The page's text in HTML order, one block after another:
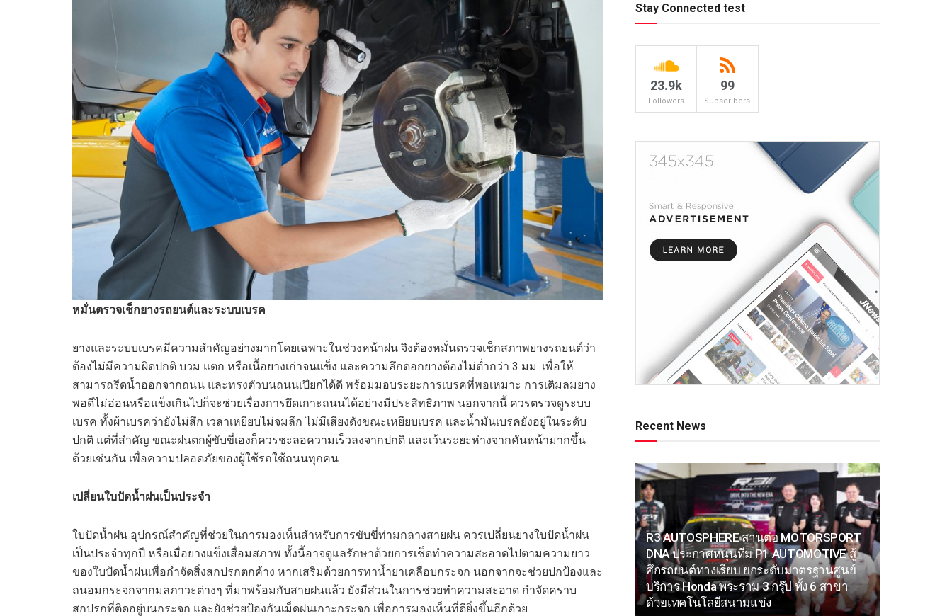
หมั่นตรวจเช็กยางรถยนต์และระบบเบรค
ยางและระบบเบรคมีความสำคัญอย่างมากโดยเฉพาะในช่วงหน้าฝน จึงต้องหมั่นตรวจเช็กสภาพยางรถยนต์ว่า
ต้องไม่มีความผิดปกติ บวม แตก หรือเนื้อยางเก่าจนแข็ง และความลึกดอกยางต้องไม่ต่ำกว่า 3 มม. เพื่อให้
สามารถรีดน้ำออกจากถนน และทรงตัวบนถนนเปียกได้ดี พร้อมมอบระยะการเบรคที่พอเหมาะ การเติมลมยาง
พอดีไม่อ่อนหรือแข็งเกินไปก็จะช่วยเรื่องการยึดเกาะถนนได้อย่างมีประสิทธิภาพ นอกจากนี้ ควรตรวจดูระบบ
เบรค ทั้งผ้าเบรคว่ายังไม่สึก เวลาเหยียบไม่จมลึก ไม่มีเสียงดังขณะเหยียบเบรค และน้ำมันเบรคยังอยู่ในระดับ
ปกติ แต่ที่สำคัญ ขณะฝนตกผู้ขับขี่เองก็ควรชะลอความเร็วลงจากปกติ และเว้นระยะห่างจากคันหน้ามากขึ้น
ด้วยเช่นกัน เพื่อความปลอดภัยของผู้ใช้รถใช้ถนนทุกคน
เปลี่ยนใบปัดน้ำฝนเป็นประจำ
ใบปัดน้ำฝน อุปกรณ์สำคัญที่ช่วยในการมองเห็นสำหรับการขับขี่ท่ามกลางสายฝน ควรเปลี่ยนยางใบปัดน้ำฝน
เป็นประจำทุกปี หรือเมื่อยางแข็งเสื่อมสภาพ ทั้งนี้อาจดูแลรักษาด้วยการเช็ดทำความสะอาดไปตามความยาว
ของใบปัดน้ำฝนเพื่อกำจัดสิ่งสกปรกตกค้าง หากเสริมด้วยการทาน้ำยาเคลือบกระจก นอกจากจะช่วยปกป้องและ
ถนอมกระจกจากมลภาวะต่างๆ ที่มาพร้อมกับสายฝนแล้ว ยังมีส่วนในการช่วยทำความสะอาด กำจัดคราบ
สกปรกที่ติดอยู่บนกระจก และยังช่วยป้องกันเม็ดฝนเกาะกระจก เพื่อการมองเห็นที่ดียิ่งขึ้นอีกด้วย
Stay Connected test
23.9k
Followers
99
Subscribers
Recent News
R3 AUTOSPHERE สานต่อ MOTORSPORT
DNA ประกาศหนุนทีม P1 AUTOMOTIVE สู้
ศึกรถยนต์ทางเรียบ ยกระดับมาตรฐานศูนย์
บริการ Honda พระราม 3 กรุ๊ป ทั้ง 6 สาขา
ด้วยเทคโนโลยีสนามแข่ง